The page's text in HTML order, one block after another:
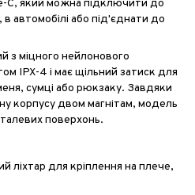
C, який можна підключити до
автомобілі або під'єднати до
з міцного нейлонового
IPX-4 і має щільний затиск для
сумці або рюкзаку. Завдяки
корпусу двом магнітам, модель
поверхонь.
ліхтар для кріплення на плече,